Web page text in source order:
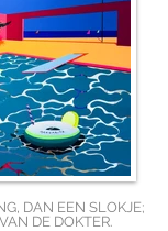
DAN EEN SLOKJE;
DE DOKTER.